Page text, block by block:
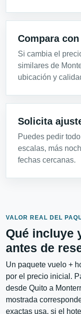
Compara
Si cambia el
similares de
ubicación y
Solicita
Puedes pedir
escalas, más
fechas cercanas.
VALOR REAL DEL
Qué incluye
antes de
Un paquete vuelo +
por el precio inicial.
desde Quito a
mostrada
exactas usa, si el